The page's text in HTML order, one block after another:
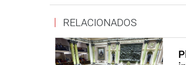
Es función y deber puedan regular
usuarios consumidores con los
y alcantarillado, luz y gas natural,
caso de forma prioritaria en el
RELACIONADOS